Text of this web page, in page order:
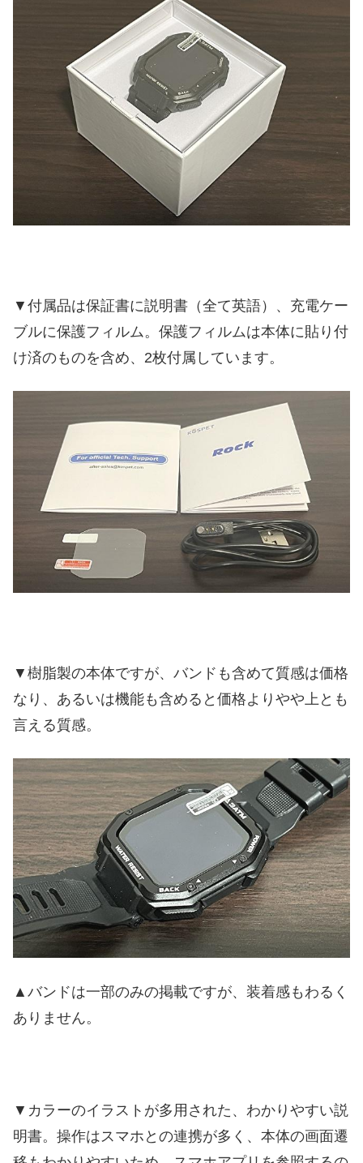
▼付属品は保証書に説明書（全て英語）、充電ケー
ブルに保護フィルム。保護フィルムは本体に貼り付
け済のものを含め、2枚付属しています。
▼樹脂製の本体ですが、バンドも含めて質感は価格
なり、あるいは機能も含めると価格よりやや上とも
言える質感。
▲バンドは一部のみの掲載ですが、装着感もわるく
ありません。
▼カラーのイラストが多用された、わかりやすい説
明書。操作はスマホとの連携が多く、本体の画面遷